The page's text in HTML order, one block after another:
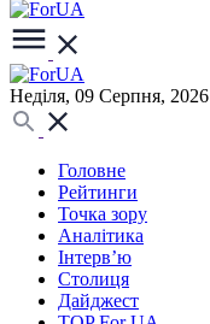
Неділя, 09 Серпня, 2026
Головне
Рейтинги
Точка зору
Аналітика
Інтерв’ю
Столиця
Дайджест